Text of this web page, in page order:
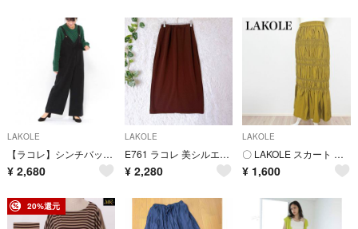
LAKOLE
【ラコレ】シンチバックデニムサロペット ワイドパンツ オーバーサイズ ブラック
¥ 2,680
LAKOLE
E761 ラコレ 美シルエット フロントスリット タイトスカート M ブラウン
¥ 2,280
LAKOLE
〇 LAKOLE スカート ロングスカート シャーリング 光沢 M
¥ 1,600
20%還元